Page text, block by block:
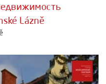
Lázně